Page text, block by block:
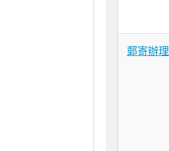
郵寄辦理